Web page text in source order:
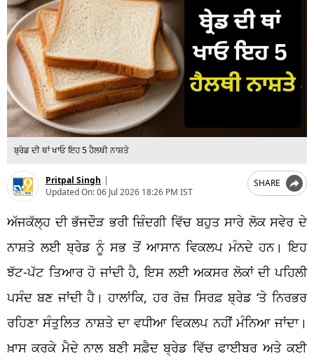
ਬ੍ਰੇਡ ਦੀ ਥਾਂ ਖਾਓ ਇਹ 5 ਹੈਲਥੀ ਨਾਸ਼ਤੇ
Pritpal Singh |
Updated On:06 Jul 2026 18:26 PM IST
SHARE
ਅੱਜਕੱਲ੍ਹ ਦੀ ਭੱਜਦੌੜ ਭਰੀ ਜ਼ਿੰਦਗੀ ਵਿੱਚ ਬਹੁਤ ਸਾਰੇ ਲੋਕ ਸਵੇਰ ਦੇ
ਨਾਸ਼ਤੇ ਲਈ ਬ੍ਰੇਡ ਨੂੰ ਸਭ ਤੋਂ ਆਸਾਨ ਵਿਕਲਪ ਮੰਨਦੇ ਹਨ। ਇਹ
ਝੱਟ-ਪੱਟ ਤਿਆਰ ਹੋ ਜਾਂਦੀ ਹੈ, ਇਸ ਲਈ ਅਕਸਰ ਲੋਕਾਂ ਦੀ ਪਹਿਲੀ
ਪਸੰਦ ਬਣ ਜਾਂਦੀ ਹੈ। ਹਾਲਾਂਕਿ, ਹਰ ਰੋਜ਼ ਸਿਰਫ਼ ਬ੍ਰੇਡ ‘ਤੇ ਨਿਰਭਰ
ਰਹਿਣਾ ਸੰਤੁਲਿਤ ਨਾਸ਼ਤੇ ਦਾ ਵਧੀਆ ਵਿਕਲਪ ਨਹੀਂ ਮੰਨਿਆ ਜਾਂਦਾ।
ਖ਼ਾਸ ਕਰਕੇ ਮੈਦੇ ਨਾਲ ਬਣੀ ਸਫ਼ੈਦ ਬ੍ਰੇਡ ਵਿੱਚ ਫਾਈਬਰ ਅਤੇ ਕਈ